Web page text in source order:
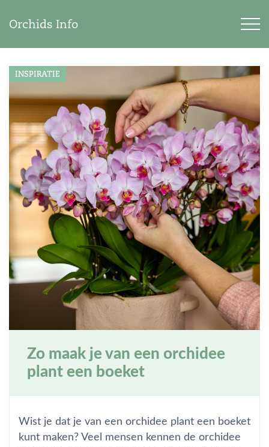
Orchids Info
INSPIRATIE
Zo maak je van een orchidee
plant een boeket
Wist je dat je van een orchidee plant een boeket
kunt maken? Veel mensen kennen de orchidee